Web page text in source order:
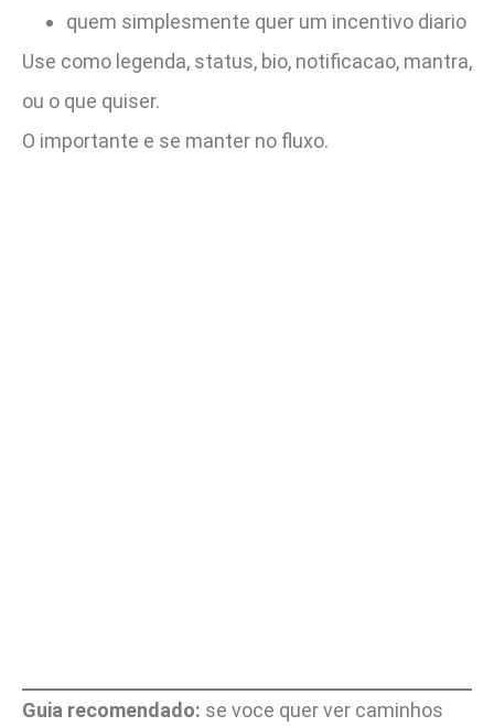
quem simplesmente quer um incentivo diario
Use como legenda, status, bio, notificacao, mantra,
ou o que quiser.
O importante e se manter no fluxo.
Guia recomendado: se voce quer ver caminhos